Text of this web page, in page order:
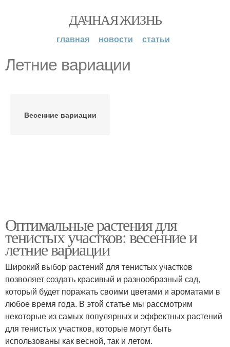
ДАЧНАЯ ЖИЗНЬ
главная новости статьи
Летние вариации
Весенние вариации
Оптимальные растения для
тенистых участков: весенние и
летние вариации
Широкий выбор растений для тенистых участков
позволяет создать красивый и разнообразный сад,
который будет поражать своими цветами и ароматами в
любое время года. В этой статье мы рассмотрим
некоторые из самых популярных и эффектных растений
для тенистых участков, которые могут быть
использованы как весной, так и летом.